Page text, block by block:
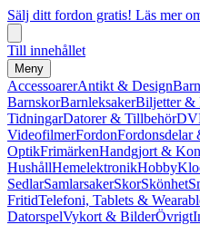
Sälj ditt fordon gratis! Läs mer
Till innehållet
Meny
AccessoarerAntikt & Design
BarnskorBarnleksakerBiljetter &
TidningarDatorer & Tillbehör
VideofilmerFordonFordonsdelar
OptikFrimärkenHandgjort &
HushållHemelektronikHobby
SedlarSamlarsakerSkorSkönhet
FritidTelefoni, Tablets &
DatorspelVykort & BilderÖvrigt